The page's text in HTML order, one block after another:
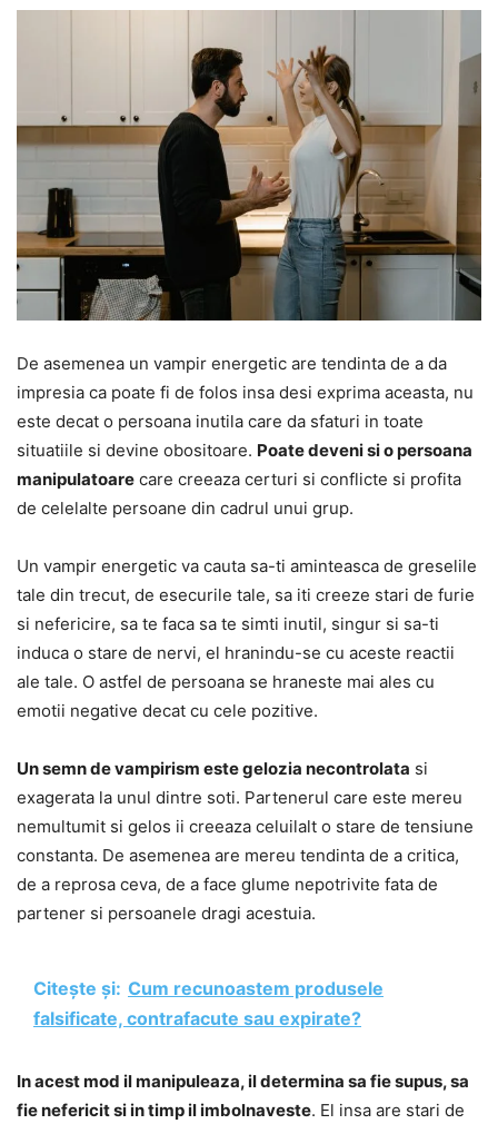
De asemenea un vampir energetic are tendinta de a da
impresia ca poate fi de folos insa desi exprima aceasta, nu
este decat o persoana inutila care da sfaturi in toate
situatiile si devine obositoare. Poate deveni si o persoana
manipulatoare care creeaza certuri si conflicte si profita
de celelalte persoane din cadrul unui grup.
Un vampir energetic va cauta sa-ti aminteasca de greselile
tale din trecut, de esecurile tale, sa iti creeze stari de furie
si nefericire, sa te faca sa te simti inutil, singur si sa-ti
induca o stare de nervi, el hranindu-se cu aceste reactii
ale tale. O astfel de persoana se hraneste mai ales cu
emotii negative decat cu cele pozitive.
Un semn de vampirism este gelozia necontrolata si
exagerata la unul dintre soti. Partenerul care este mereu
nemultumit si gelos ii creeaza celuilalt o stare de tensiune
constanta. De asemenea are mereu tendinta de a critica,
de a reprosa ceva, de a face glume nepotrivite fata de
partener si persoanele dragi acestuia.
Citește și: Cum recunoastem produsele
falsificate, contrafacute sau expirate?
In acest mod il manipuleaza, il determina sa fie supus, sa
fie nefericit si in timp il imbolnaveste. El insa are stari de